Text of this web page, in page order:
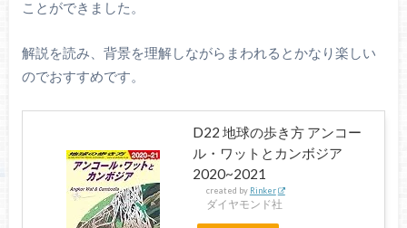
ことができました。
解説を読み、背景を理解しながらまわれるとかなり楽しい
のでおすすめです。
D22 地球の歩き方 アンコー
ル・ワットとカンボジア
2020~2021
created by Rinker
ダイヤモンド社